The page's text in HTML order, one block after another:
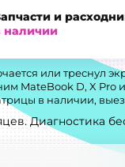
и
наличии
или треснул
MateBook D, X Pro
в наличии,
Диагностика